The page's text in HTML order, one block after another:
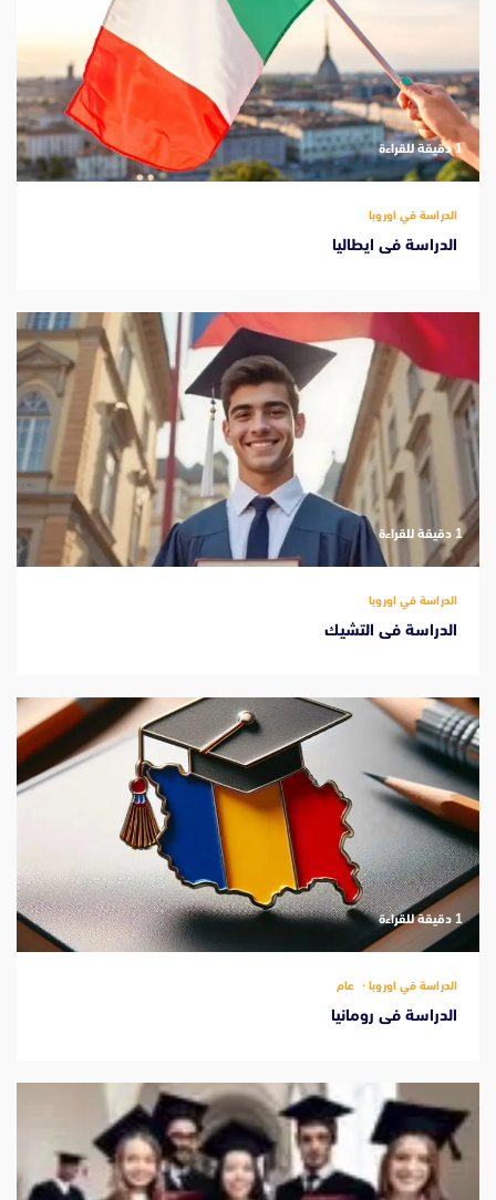
‫1 دقيقة للقراءة
الدراسة في اوروبا
الدراسة فى ايطاليا
‫1 دقيقة للقراءة
الدراسة في اوروبا
الدراسة فى التشيك
‫1 دقيقة للقراءة
الدراسة في اوروبا عام
الدراسة فى رومانيا